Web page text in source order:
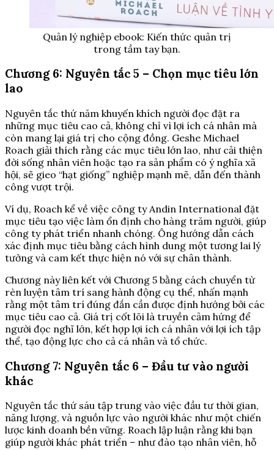
Quản lý nghiệp ebook: Kiến thức quản trị
trong tầm tay bạn.
Chương 6: Nguyên tắc 5 – Chọn mục tiêu lớn
lao
Nguyên tắc thứ năm khuyến khích người đọc đặt ra
những mục tiêu cao cả, không chỉ vì lợi ích cá nhân mà
còn mang lại giá trị cho cộng đồng. Geshe Michael
Roach giải thích rằng các mục tiêu lớn lao, như cải thiện
đời sống nhân viên hoặc tạo ra sản phẩm có ý nghĩa xã
hội, sẽ gieo “hạt giống” nghiệp mạnh mẽ, dẫn đến thành
công vượt trội.
Ví dụ, Roach kể về việc công ty Andin International đặt
mục tiêu tạo việc làm ổn định cho hàng trăm người, giúp
công ty phát triển nhanh chóng. Ông hướng dẫn cách
xác định mục tiêu bằng cách hình dung một tương lai lý
tưởng và cam kết thực hiện nó với sự chân thành.
Chương này liên kết với Chương 5 bằng cách chuyển từ
rèn luyện tâm trí sang hành động cụ thể, nhấn mạnh
rằng một tâm trí đúng đắn cần được định hướng bởi các
mục tiêu cao cả. Giá trị cốt lõi là truyền cảm hứng để
người đọc nghĩ lớn, kết hợp lợi ích cá nhân với lợi ích tập
thể, tạo động lực cho cả cá nhân và tổ chức.
Chương 7: Nguyên tắc 6 – Đầu tư vào người
khác
Nguyên tắc thứ sáu tập trung vào việc đầu tư thời gian,
năng lượng, và nguồn lực vào người khác như một chiến
lược kinh doanh bền vững. Roach lập luận rằng khi bạn
giúp người khác phát triển – như đào tạo nhân viên, hỗ